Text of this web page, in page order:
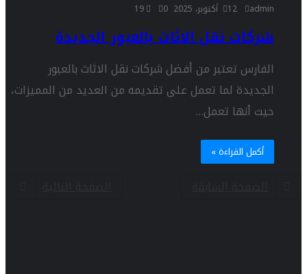
admin
12 أكتوبر، 2025 0
19
شركات نقل الاثاث بالعبور الجديدة
الفارس تعتبر من أفضل شركات نقل الاثاث بالعبور
الجديدة لما تعمل على تقديمه من العديد من المميزات،
حيث أنها تعمل…
أكمل القراءة »